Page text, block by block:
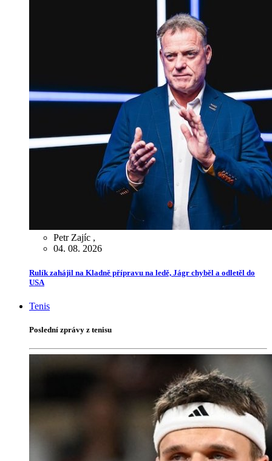
Petr Zajíc ,
04. 08. 2026
Rulík zahájil na Kladně přípravu na ledě, Jágr chyběl a odletěl do
USA
Tenis
Poslední zprávy z tenisu